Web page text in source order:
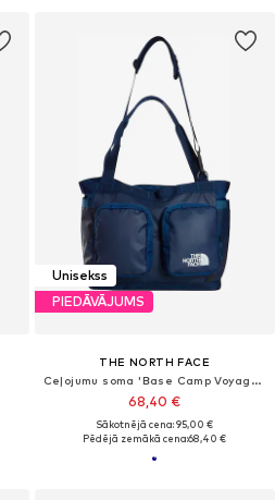
Unisekss
PIEDĀVĀJUMS
THE NORTH FACE
Ceļojumu soma 'Base Camp Voyager'
68,40 €
Sākotnējā cena: 95,00 €
Pēdējā zemākā cena:68,40 €